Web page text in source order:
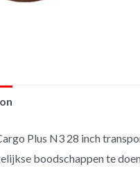
Plus N3 28 inch
boodschappen te